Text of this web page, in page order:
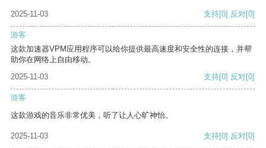
2025-11-03 支持[0] 反对[0]
游客
这款加速器VPM应用程序可以给你提供最高速度和安全性的连接，并帮
助你在网络上自由移动。
2025-11-03
支持[0] 反对[0]
游客
这款游戏的音乐非常优美，听了让人心旷神怡。
2025-11-03 支持[0] 反对[0]